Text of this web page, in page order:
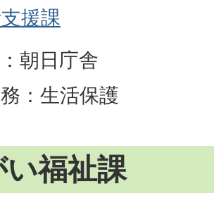
援課
朝日庁舎
：生活保護
い福祉課